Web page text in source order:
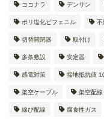
ココナラ デンサン
ポリ塩化ビフェニル 不
切替開閉器 取付け
多条敷設 安定器
感電対策 接地抵抗値
架空ケーブル 架空配線
線ぴ配線 腐食性ガス